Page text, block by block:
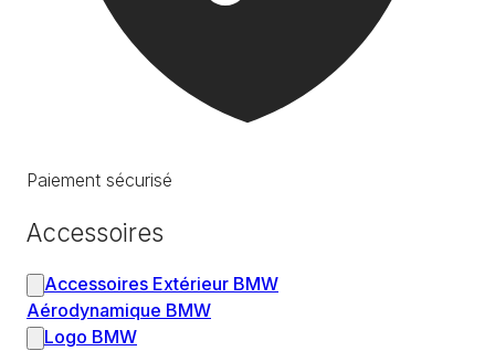
Paiement sécurisé
Accessoires
Accessoires Extérieur BMW
Aérodynamique BMW
Logo BMW